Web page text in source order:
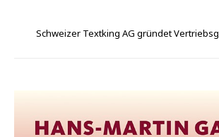
Schweizer Textking AG gründet